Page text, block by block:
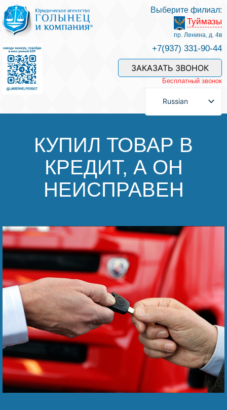
Услуги и наши специалисты
Оплата услуг
Задать вопрос
Отзывы
Полезные статьи
Наши победы
Видео о нас
Выберите филиал:
Туймазы
пр. Ленина, д. 4в
+7(937) 331-90-44
ЗАКАЗАТЬ ЗВОНОК
Бесплатный звонок
Russian
КУПИЛ ТОВАР В
КРЕДИТ, А ОН
НЕИСПРАВЕН